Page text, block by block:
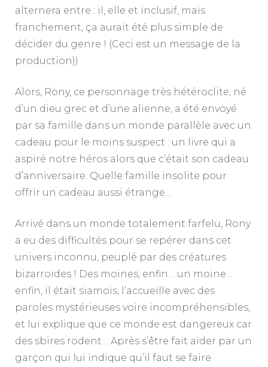
alternera entre : il, elle et inclusif, mais
franchement, ça aurait été plus simple de
décider du genre ! (Ceci est un message de la
production))
Alors, Rony, ce personnage très hétéroclite, né
d’un dieu grec et d’une alienne, a été envoyé
par sa famille dans un monde parallèle avec un
cadeau pour le moins suspect : un livre qui a
aspiré notre héros alors que c’était son cadeau
d’anniversaire. Quelle famille insolite pour
offrir un cadeau aussi étrange…
Arrivé dans un monde totalement farfelu, Rony
a eu des difficultés pour se repérer dans cet
univers inconnu, peuplé par des créatures
bizarroïdes ! Des moines, enfin… un moine…
enfin, il était siamois, l’accueille avec des
paroles mystérieuses voire incompréhensibles,
et lui explique que ce monde est dangereux car
des sbires rodent… Après s’être fait aider par un
garçon qui lui indique qu’il faut se faire